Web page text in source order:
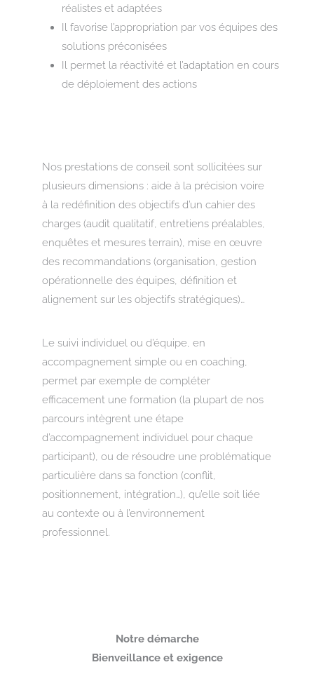
réalistes et adaptées
Il favorise l’appropriation par vos équipes des
solutions préconisées
Il permet la réactivité et l’adaptation en cours
de déploiement des actions
Nos prestations de conseil sont sollicitées sur
plusieurs dimensions : aide à la précision voire
à la redéfinition des objectifs d’un cahier des
charges (audit qualitatif, entretiens préalables,
enquêtes et mesures terrain), mise en œuvre
des recommandations (organisation, gestion
opérationnelle des équipes, définition et
alignement sur les objectifs stratégiques)…
Le suivi individuel ou d’équipe, en
accompagnement simple ou en coaching,
permet par exemple de compléter
efficacement une formation (la plupart de nos
parcours intègrent une étape
d’accompagnement individuel pour chaque
participant), ou de résoudre une problématique
particulière dans sa fonction (conflit,
positionnement, intégration…), qu’elle soit liée
au contexte ou à l’environnement
professionnel.
Notre démarche
Bienveillance et exigence